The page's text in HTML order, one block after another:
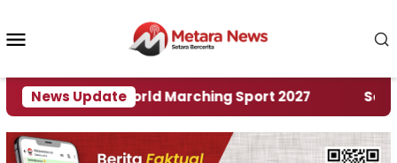
konten
News Update
Rumah World Marching Sport 2027 ‎Soal